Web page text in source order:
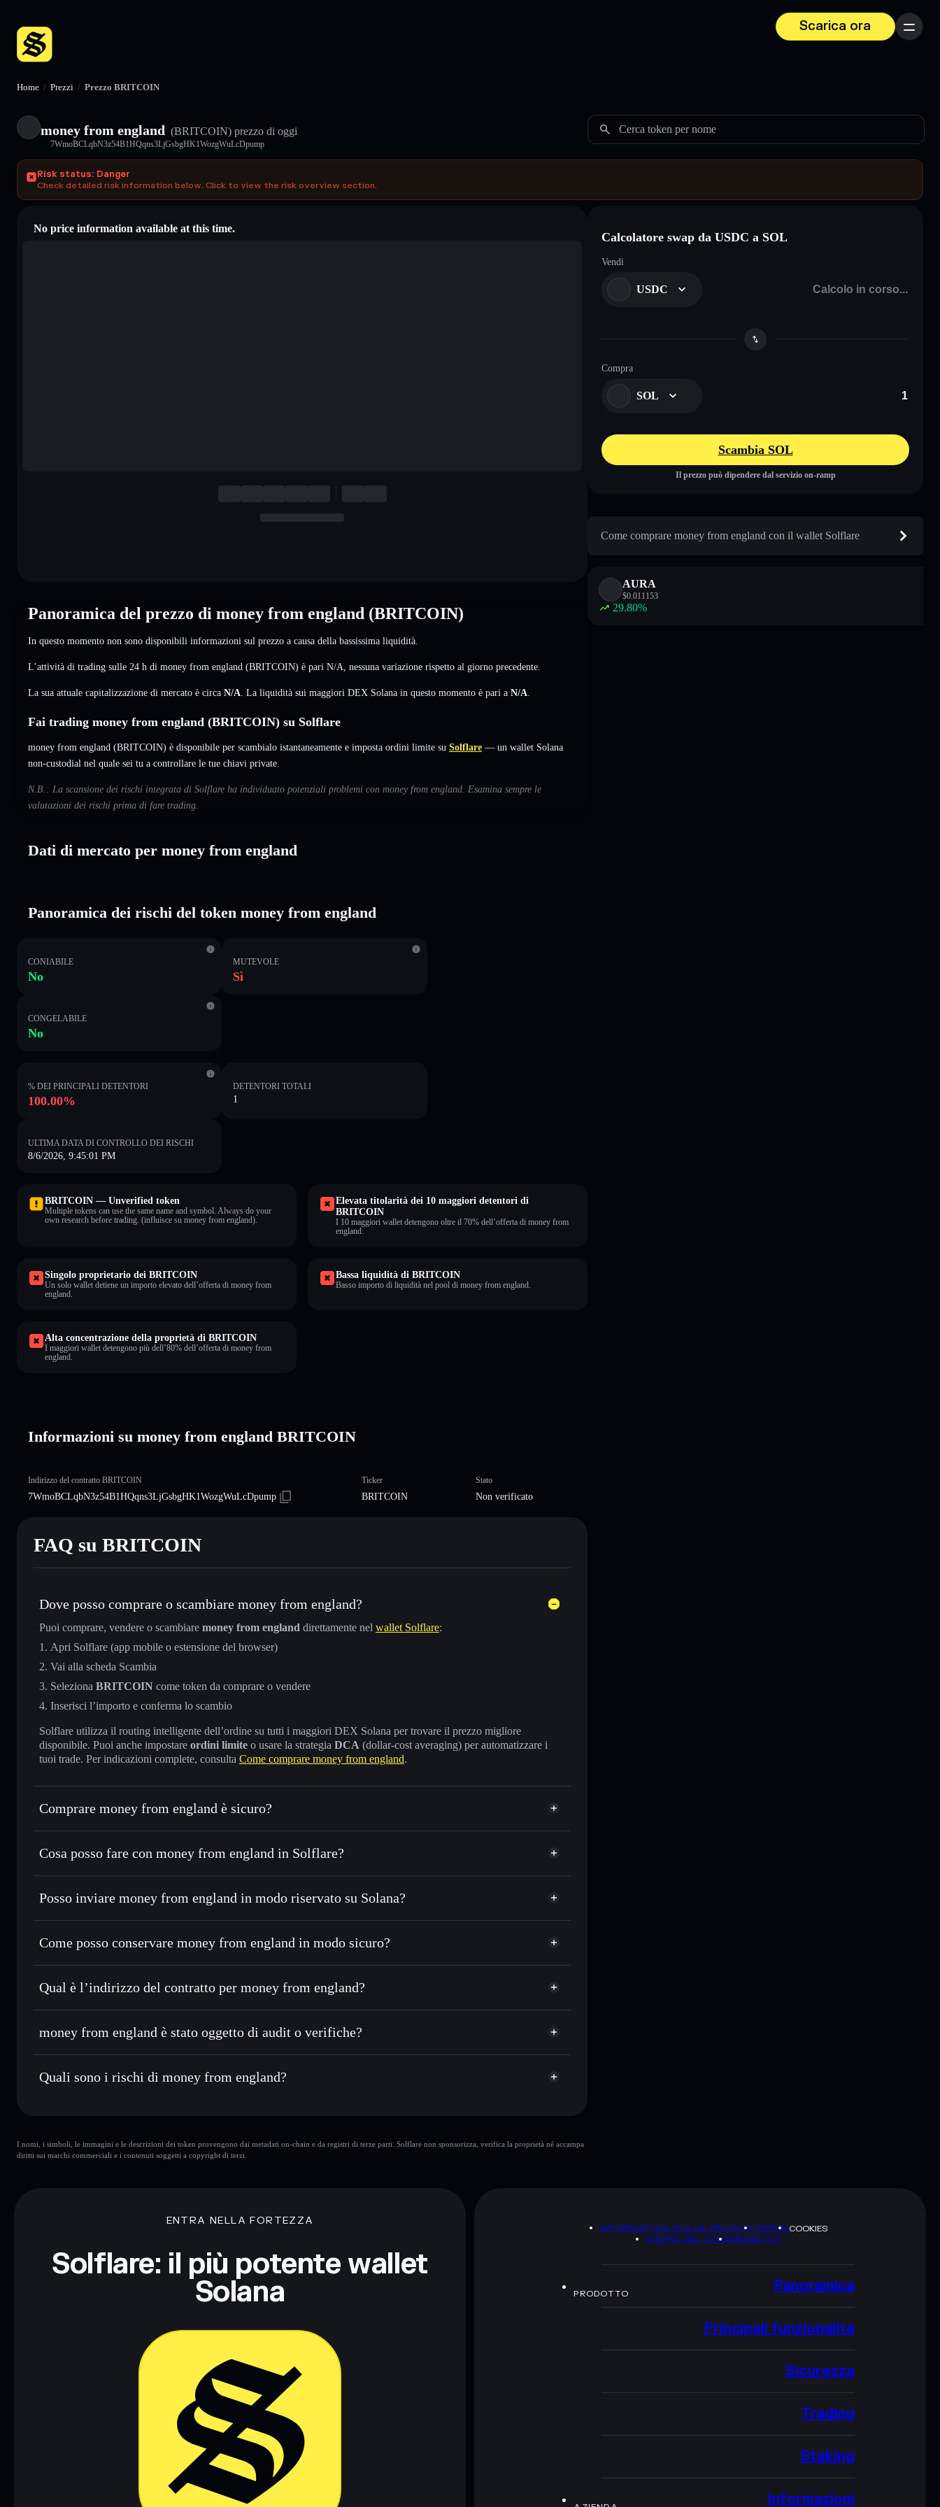
Scarica ora
Menu
Home / Prezzi / Prezzo BRITCOIN
money from england (BRITCOIN) prezzo di oggi
7WmoBCLqbN3z54B1HQqns3LjGsbgHK1WozgWuLcDpump
Cerca token per nome
Risk status: Danger
Check detailed risk information below. Click to view the risk overview section.
No price information available at this time.
Panoramica del prezzo di money from england (BRITCOIN)
In questo momento non sono disponibili informazioni sul prezzo a causa della bassissima liquidità.
L’attività di trading sulle 24 h di money from england (BRITCOIN) è pari N/A nessuna variazione rispetto al giorno precedente.
La sua attuale capitalizzazione di mercato è circa N/A . La liquidità sui maggiori DEX Solana in questo momento è pari a N/A
Fai trading money from england (BRITCOIN) su Solflare
money from england (BRITCOIN) è disponibile per scambialo istantaneamente e imposta ordini limite su Solflare — un wallet Solana
non-custodial nel quale sei tu a controllare le tue chiavi private.
N.B.: La scansione dei rischi integrata di Solflare ha individuato potenziali problemi con money from england. Esamina sempre le
valutazioni dei rischi prima di fare trading.
Dati di mercato per money from england
Panoramica dei rischi del token money from england
CONIABILE
No
MUTEVOLE
Sì
CONGELABILE
No
% DEI PRINCIPALI DETENTORI
100.00%
DETENTORI TOTALI
1
ULTIMA DATA DI CONTROLLO DEI RISCHI
8/6/2026, 9:45:01 PM
BRITCOIN — Unverified token
Multiple tokens can use the same name and symbol. Always do your
own research before trading. (influisce su money from england).
Elevata titolarità dei 10 maggiori detentori di
BRITCOIN
I 10 maggiori wallet detengono oltre il 70% dell’offerta di money from
england.
Singolo proprietario dei BRITCOIN
Un solo wallet detiene un importo elevato dell’offerta di money from
england.
Bassa liquidità di BRITCOIN
Basso importo di liquidità nel pool di money from england.
Alta concentrazione della proprietà di BRITCOIN
I maggiori wallet detengono più dell’80% dell’offerta di money from
england.
Informazioni su money from england BRITCOIN
Indirizzo del contratto BRITCOIN
7WmoBCLqbN3z54B1HQqns3LjGsbgHK1WozgWuLcDpump
Ticker
BRITCOIN
Stato
Non verificato
FAQ su BRITCOIN
Dove posso comprare o scambiare money from england?
Puoi comprare, vendere o scambiare money from england direttamente nel wallet Solflare:
Apri Solflare (app mobile o estensione del browser)
Vai alla scheda Scambia
Seleziona BRITCOIN come token da comprare o vendere
Inserisci l’importo e conferma lo scambio
Solflare utilizza il routing intelligente dell’ordine su tutti i maggiori DEX Solana per trovare il prezzo migliore
disponibile. Puoi anche impostare ordini limite o usare la strategia DCA (dollar-cost averaging) per automatizzare i
tuoi trade. Per indicazioni complete, consulta Come comprare money from england.
Comprare money from england è sicuro?
money from england non è verificato
Cosa posso fare con money from england in Solflare?
money from england
wallet Solflare
Scambiare istantaneamente— scambia BRITCOIN in SOL, USDC o in migliaia di altri token Solana al prezzo
Usare il DCA— applica la strategia dollar-cost average su BRITCOIN nel tempo
Inviare in modo riservato— trasferisci BRITCOIN senza collegare pubblicamente i wallet usando l’Aggregatore
di privacy incorporato di Solflare
ed esclusivo controllo delle tue chiavi private
Posso inviare money from england in modo riservato su Solana?
Aggregatore di privacy
Come posso conservare money from england in modo sicuro?
money from england wallet non-custodial Solflare
Aggregatore di privacy
Qual è l’indirizzo del contratto per money from england?
money from england
7WmoBCLqbN3z54B1HQqns3LjGsbgHK1WozgWuLcDpump
Solflare
money from england è stato oggetto di audit o verifiche?
money from england non è verificato
Quali sono i rischi di money from england?
wallet
money from england
singolo wallet
I nomi, i simboli, le immagini e le descrizioni dei token provengono dai metadati on-chain e da registri di terze parti. Solflare non sponsorizza, verifica la proprietà né accampa
diritti sui marchi commerciali e i contenuti soggetti a copyright di terzi.
Calcolatore swap da USDC a SOL
Vendi
USDC
Compra
SOL
Scambia SOL
Il prezzo può dipendere dal servizio on-ramp
Come comprare money from england con il wallet Solflare
AURA
$0.011153
29.80%
ENTRA NELLA FORTEZZA
Solflare: il più potente wallet
Solana
INFORMATIVA SULLA PRIVACYTERMSCOOKIES
MAPPA DEL SITOBRAND KIT
PRODOTTO Panoramica
Principali funzionalità
Sicurezza
Trading
Staking
Informazioni